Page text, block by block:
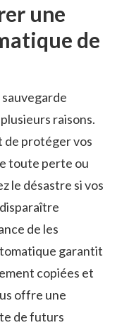
une
de
‌raisons.
de ⁤protéger vos
‍toute perte ou
le désastre⁣ si vos⁣
de les
garantit‌
⁣copiées et
offre⁤ une
de futurs